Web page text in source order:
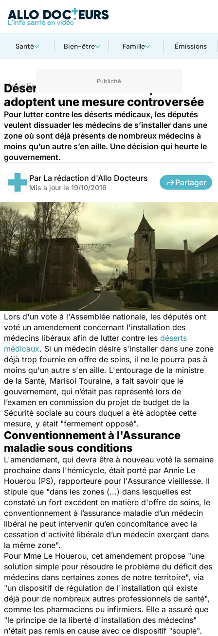
Santé Bien-être Famille Émissions
AccueilSanté
Déserts médicaux : les députés
adoptent une mesure controversée
Pour lutter contre les déserts médicaux, les députés
veulent dissuader les médecins de s’installer dans une
zone où sont déjà présents de nombreux médecins à
moins qu’un autre s’en aille. Une décision qui heurte le
gouvernement.
Par La rédaction d'Allo Docteurs
Mis à jour le 19/10/2016
Partager
Lors d'un vote à l'Assemblée nationale, les députés ont
voté un amendement concernant l'installation des
médecins libéraux afin de lutter contre les déserts
médicaux. Si un médecin désire s'installer dans une zone
déjà trop fournie en offre de soins, il ne le pourra pas à
moins qu'un autre s'en aille. L'entourage de la ministre
de la Santé, Marisol Touraine, a fait savoir que le
gouvernement, qui n’était pas représenté lors de
l’examen en commission du projet de budget de la
Sécurité sociale au cours duquel a été adoptée cette
mesure, y était "fermement opposé".
Conventionnement à l'Assurance
maladie sous conditions
L'amendement, qui devra être à nouveau voté la semaine
prochaine dans l'hémicycle, était porté par Annie Le
Houerou (PS), rapporteure pour l'Assurance vieillesse. Il
stipule que "dans les zones (...) dans lesquelles est
constaté un fort excédent en matière d'offre de soins, le
conventionnement à l’assurance maladie d’un médecin
libéral ne peut intervenir qu’en concomitance avec la
cessation d'activité libérale d’un médecin exerçant dans
la même zone".
Pour Mme Le Houerou, cet amendement propose "une
solution simple pour résoudre le problème du déficit des
médecins dans certaines zones de notre territoire", via
"un dispositif de régulation de l'installation qui existe
déjà pour de nombreux autres professionnels de santé",
comme les pharmaciens ou infirmiers. Elle a assuré que
"le principe de la liberté d'installation des médecins"
n'était pas remis en cause avec ce dispositif "souple".